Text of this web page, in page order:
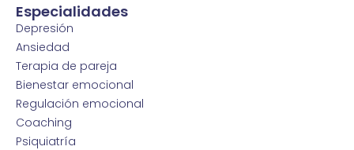
Especialidades
Depresión
Ansiedad
Terapia de pareja
Bienestar emocional
Regulación emocional
Coaching
Psiquiatría